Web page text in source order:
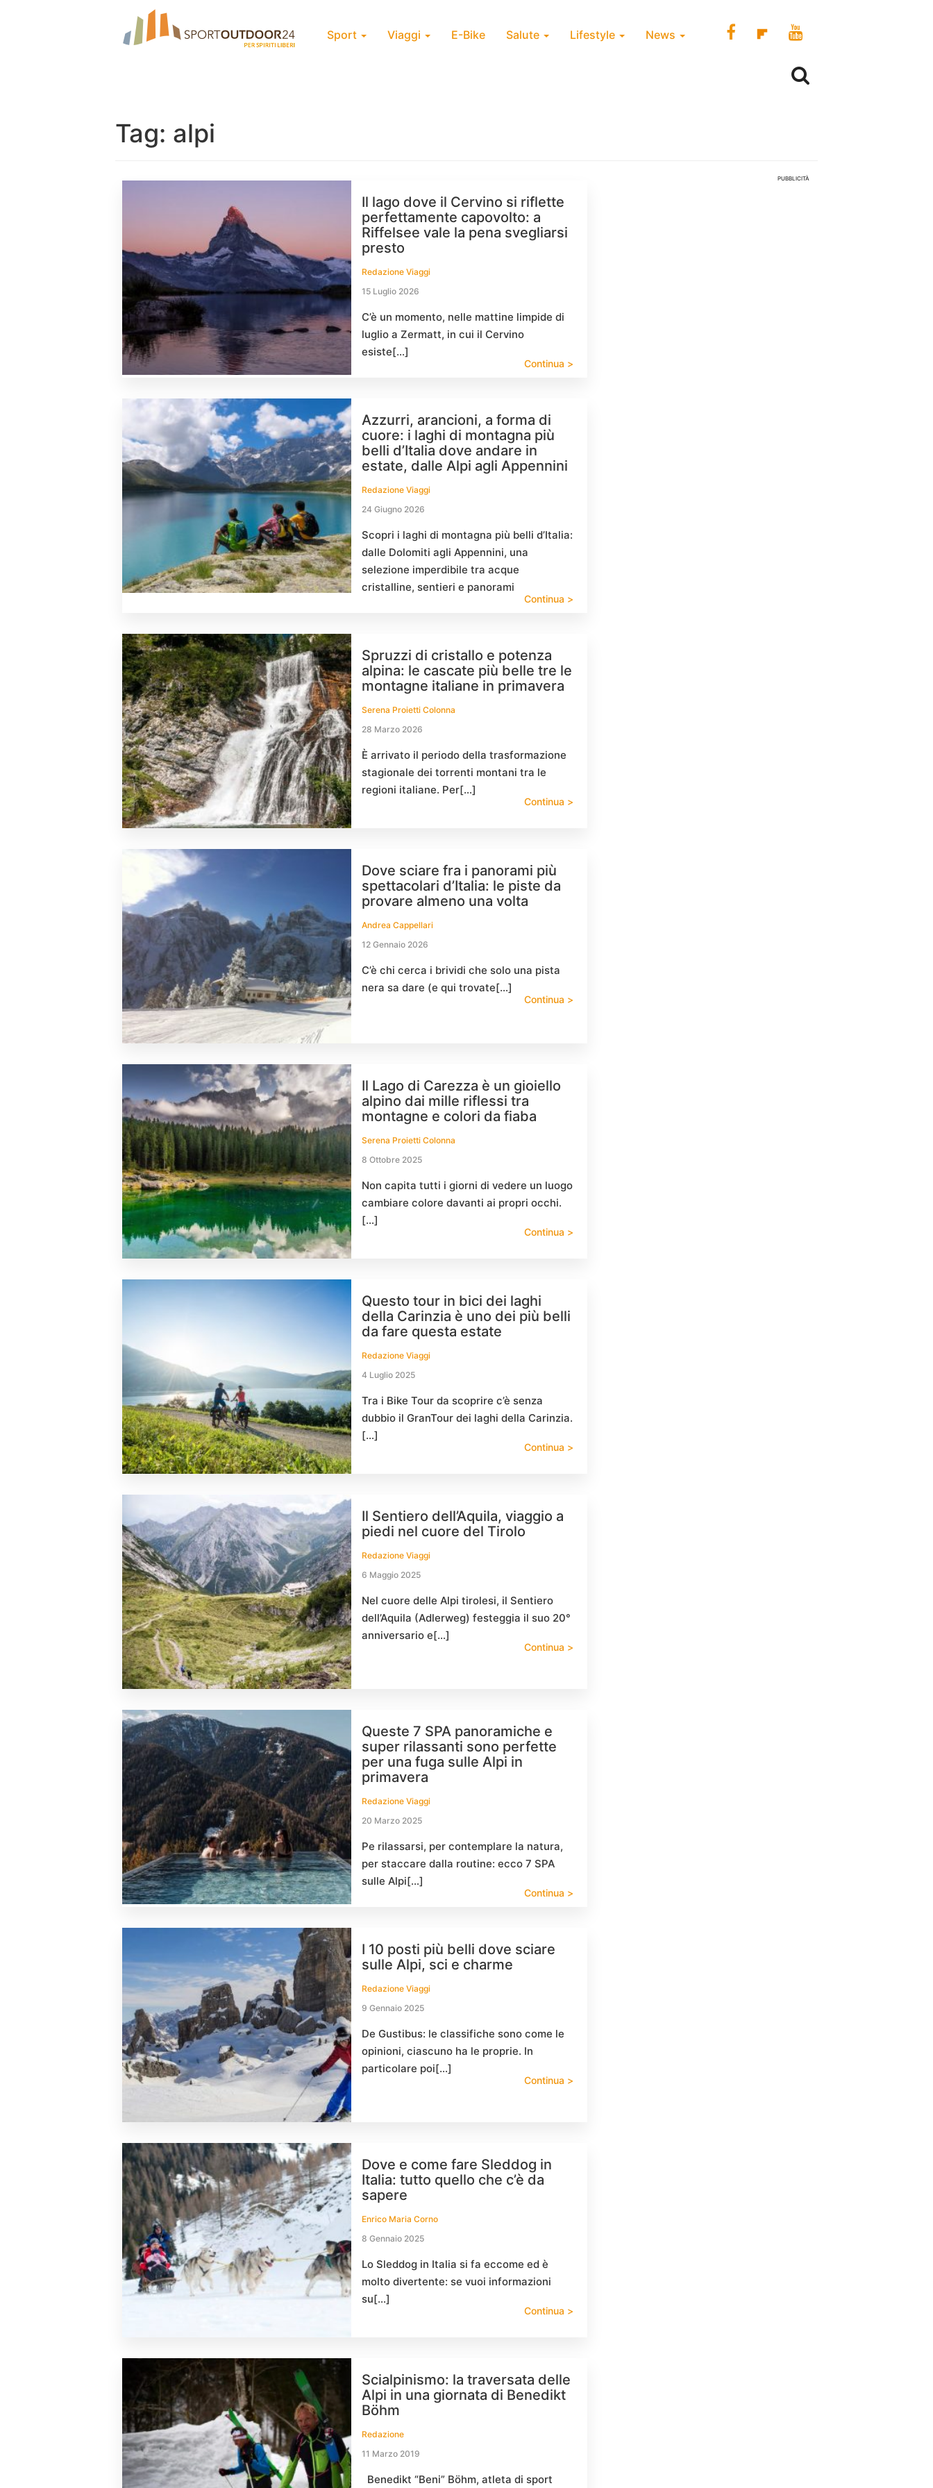
Sport Viaggi E-Bike Salute Lifestyle News
Tag: alpi
Il lago dove il Cervino si riflette
perfettamente capovolto: a
Riffelsee vale la pena svegliarsi
presto
Redazione Viaggi
15 Luglio 2026
C’è un momento, nelle mattine limpide di
luglio a Zermatt, in cui il Cervino
esiste[…]
Continua >
Azzurri, arancioni, a forma di
cuore: i laghi di montagna più
belli d’Italia dove andare in
estate, dalle Alpi agli Appennini
Redazione Viaggi
24 Giugno 2026
Scopri i laghi di montagna più belli d’Italia:
dalle Dolomiti agli Appennini, una
selezione imperdibile tra acque
cristalline, sentieri e panorami
Continua >
Spruzzi di cristallo e potenza
alpina: le cascate più belle tre le
montagne italiane in primavera
Serena Proietti Colonna
28 Marzo 2026
È arrivato il periodo della trasformazione
stagionale dei torrenti montani tra le
regioni italiane. Per[…]
Continua >
Dove sciare fra i panorami più
spettacolari d’Italia: le piste da
provare almeno una volta
Andrea Cappellari
12 Gennaio 2026
C’è chi cerca i brividi che solo una pista
nera sa dare (e qui trovate[…]
Continua >
Il Lago di Carezza è un gioiello
alpino dai mille riflessi tra
montagne e colori da fiaba
Serena Proietti Colonna
8 Ottobre 2025
Non capita tutti i giorni di vedere un luogo
cambiare colore davanti ai propri occhi.
[…]
Continua >
Questo tour in bici dei laghi
della Carinzia è uno dei più belli
da fare questa estate
Redazione Viaggi
4 Luglio 2025
Tra i Bike Tour da scoprire c’è senza
dubbio il GranTour dei laghi della Carinzia.
[…]
Continua >
Il Sentiero dell’Aquila, viaggio a
piedi nel cuore del Tirolo
Redazione Viaggi
6 Maggio 2025
Nel cuore delle Alpi tirolesi, il Sentiero
dell’Aquila (Adlerweg) festeggia il suo 20°
anniversario e[…]
Continua >
Queste 7 SPA panoramiche e
super rilassanti sono perfette
per una fuga sulle Alpi in
primavera
Redazione Viaggi
20 Marzo 2025
Pe rilassarsi, per contemplare la natura,
per staccare dalla routine: ecco 7 SPA
sulle Alpi[…]
Continua >
I 10 posti più belli dove sciare
sulle Alpi, sci e charme
Redazione Viaggi
9 Gennaio 2025
De Gustibus: le classifiche sono come le
opinioni, ciascuno ha le proprie. In
particolare poi[…]
Continua >
Dove e come fare Sleddog in
Italia: tutto quello che c’è da
sapere
Enrico Maria Corno
8 Gennaio 2025
Lo Sleddog in Italia si fa eccome ed è
molto divertente: se vuoi informazioni
su[…]
Continua >
Scialpinismo: la traversata delle
Alpi in una giornata di Benedikt
Böhm
Redazione
11 Marzo 2019
Benedikt “Beni” Böhm, atleta di sport
PUBBLICITÀ